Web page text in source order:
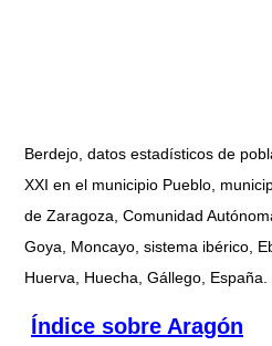
Berdejo, datos estadísticos de
XXI en el municipio Pueblo,
de Zaragoza, Comunidad
Goya, Moncayo, sistema ibérico,
Huerva, Huecha, Gállego, España.
Índice sobre Aragón